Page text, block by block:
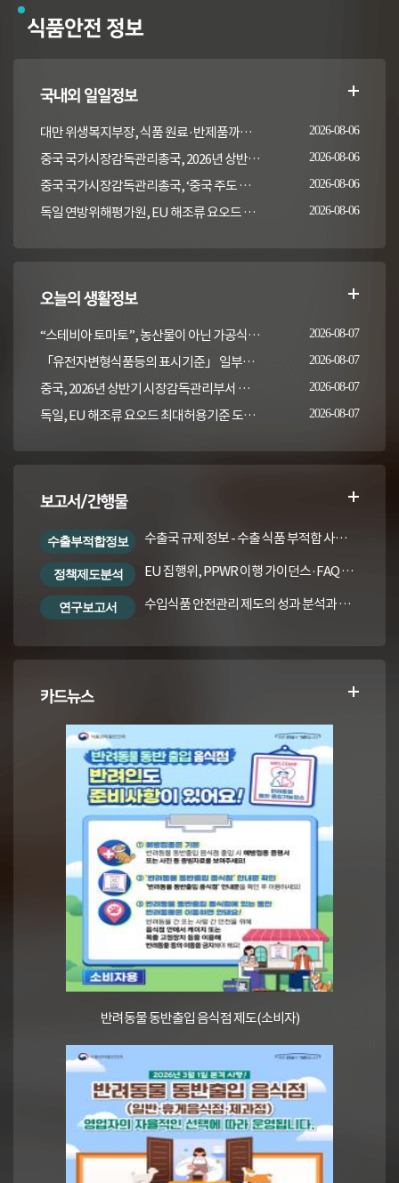
식품안전 정보
국내외 일일정보
대만 위생복지부장, 식품 원료·반제품까지 이상 통보 의무 확대 추진 2026-08-06
중국 국가시장감독관리총국, 2026년 상반기 시장감독관리부서 식품안전 감독 샘플검사 현황 통보 2026-08-06
중국 국가시장감독관리총국, ‘중국 주도 동물용의약품 잔류 검사방법 국제표준 2건' 발표 2026-08-06
독일 연방위해평가원, EU 해조류 요오드 최대허용기준 도입안 평가... 요오드 함량 표시 및 경고문 권고 2026-08-06
오늘의 생활정보
“스테비아 토마토”, 농산물이 아닌 가공식품입니다 2026-08-07
「유전자변형식품등의 표시기준」 일부개정고시(안) 행정예고(식품의약품안전처 공고 제2026-389호, 2026. 8. 5.) 2026-08-07
중국, 2026년 상반기 시장감독관리부서 식품안전 감독 샘플검사 현황 통보 2026-08-07
독일, EU 해조류 요오드 최대허용기준 도입안 평가... 요오드 함량 표시 및 경고문 권고 2026-08-07
보고서/간행물
수출부적합정보 수출국 규제 정보 - 수출 식품 부적합 사례 및 관련 기준·규격('26년 1분기)
정책제도분석 EU 집행위, PPWR 이행 가이던스·FAQ 번역본
연구보고서 수입식품 안전관리 제도의 성과 분석과 수입식품법령의 재정비 방안
카드뉴스
반려동물 동반출입 음식점 제도(소비자)